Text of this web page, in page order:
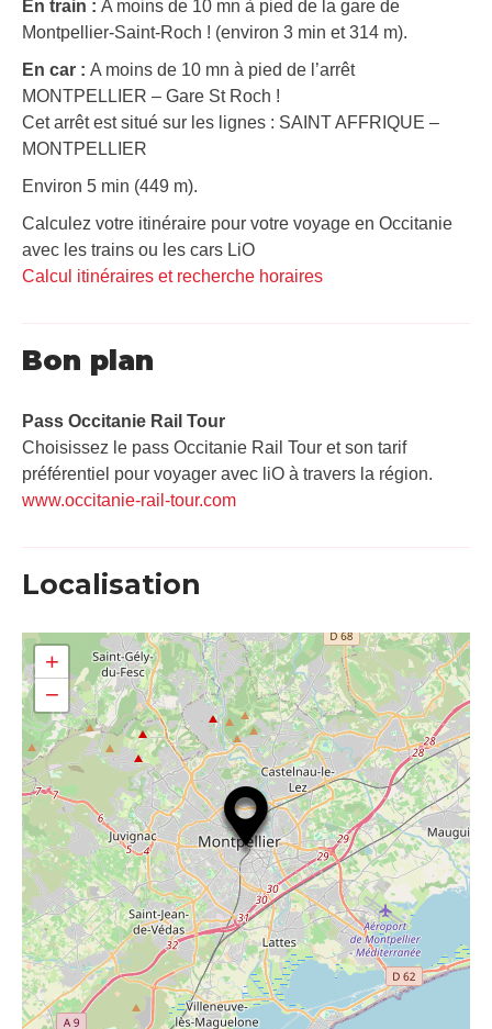
En train : A moins de 10 mn à pied de la gare de
Montpellier-Saint-Roch ! (environ 3 min et 314 m).
En car : A moins de 10 mn à pied de l’arrêt
MONTPELLIER – Gare St Roch !
Cet arrêt est situé sur les lignes : SAINT AFFRIQUE –
MONTPELLIER
Environ 5 min (449 m).
Calculez votre itinéraire pour votre voyage en Occitanie
avec les trains ou les cars LiO
Calcul itinéraires et recherche horaires
Bon plan
Pass Occitanie Rail Tour​
Choisissez le pass Occitanie Rail Tour et son tarif
préférentiel pour voyager avec liO à travers la région.
www.occitanie-rail-tour.com
Localisation
+
−